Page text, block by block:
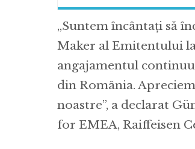
„Suntem încântați să
Maker al Emitentului
angajamentul
din România.
noastre”, a declarat
for EMEA, Raiffeisen